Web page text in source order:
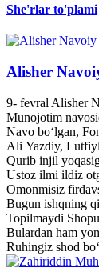
She'rlar to'plami
Alisher
9- fevral Alisher
Munojotim
Navo bo‘lgan,
Ali Yazdiy,
Qurib injil
Ustoz ilmi ildiz
Omonmisiz
Bugun ishqning
Topilmaydi
Bulardan ham
Ruhingiz shod